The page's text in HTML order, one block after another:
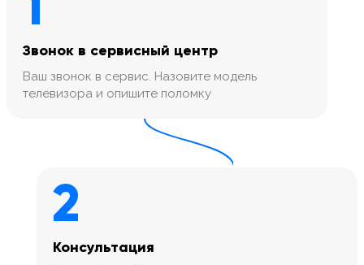
1
Звонок в сервисный центр
Ваш звонок в сервис. Назовите модель
телевизора и опишите поломку
2
Консультация